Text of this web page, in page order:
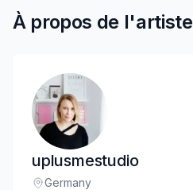
À propos de l'artiste
uplusmestudio
Germany